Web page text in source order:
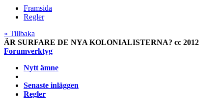
Framsida
Regler
« Tillbaka
ÄR SURFARE DE NYA KOLONIALISTERNA? cc 2012
Forumverktyg
Nytt ämne
Senaste inläggen
Regler